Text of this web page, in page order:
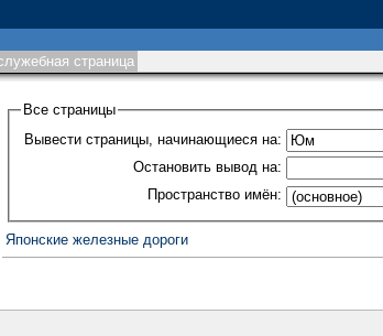
страница
Все страницы
Вывести страницы, начинающиеся на:
Остановить вывод на:
Пространство имён:
Японские железные дороги